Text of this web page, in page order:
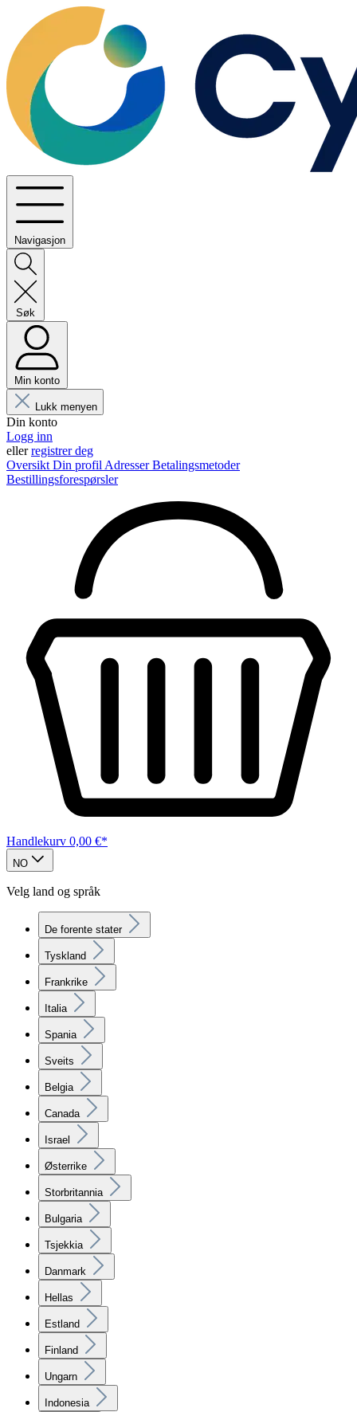
Navigasjon
Søk
Min konto
Lukk menyen
Din konto
Logg inn
ellerregistrer deg
Oversikt Din profil AdresserBetalingsmetoder
Bestillingsforespørsler
Handlekurv 0,00 €*
NO
Velg land og språk
De forente stater
Tyskland
Frankrike
Italia
Spania
Sveits
Belgia
Canada
Israel
Østerrike
Storbritannia
Bulgaria
Tsjekkia
Danmark
Hellas
Estland
Finland
Ungarn
Indonesia